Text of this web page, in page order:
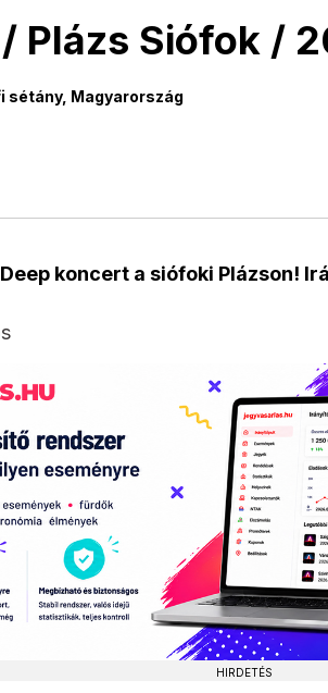
Plázs Siófok /
sétány, Magyarország
koncert a siófoki Plázson!
HIRDETÉS